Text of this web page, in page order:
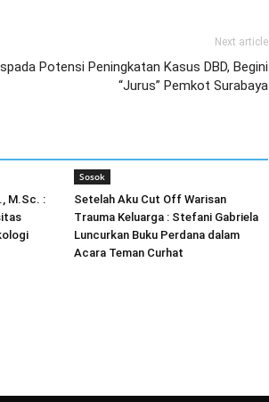
Next article
Potensi Peningkatan Kasus DBD, Begini
“Jurus” Pemkot Surabaya
M.Sc. :
Sosok
Setelah Aku Cut Off Warisan
Trauma Keluarga : Stefani Gabriela
Luncurkan Buku Perdana dalam
Acara Teman Curhat